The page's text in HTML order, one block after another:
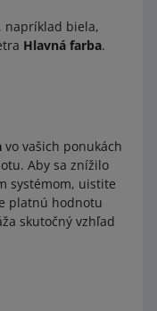
napríklad biela,
Hlavná farba.
vo vašich ponukách
Aby sa znížilo
systémom, uistite
platnú hodnotu
skutočný vzhľad